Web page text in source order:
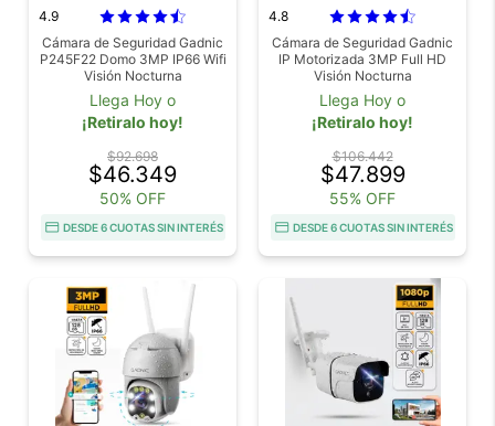
4.9
Cámara de Seguridad Gadnic
P245F22 Domo 3MP IP66 Wifi
Visión Nocturna
Llega Hoy o
¡Retiralo hoy!
$92.698
$46.349
50% OFF
DESDE 6 CUOTAS SIN INTERÉS
4.8
Cámara de Seguridad Gadnic
IP Motorizada 3MP Full HD
Visión Nocturna
Llega Hoy o
¡Retiralo hoy!
$106.442
$47.899
55% OFF
DESDE 6 CUOTAS SIN INTERÉS